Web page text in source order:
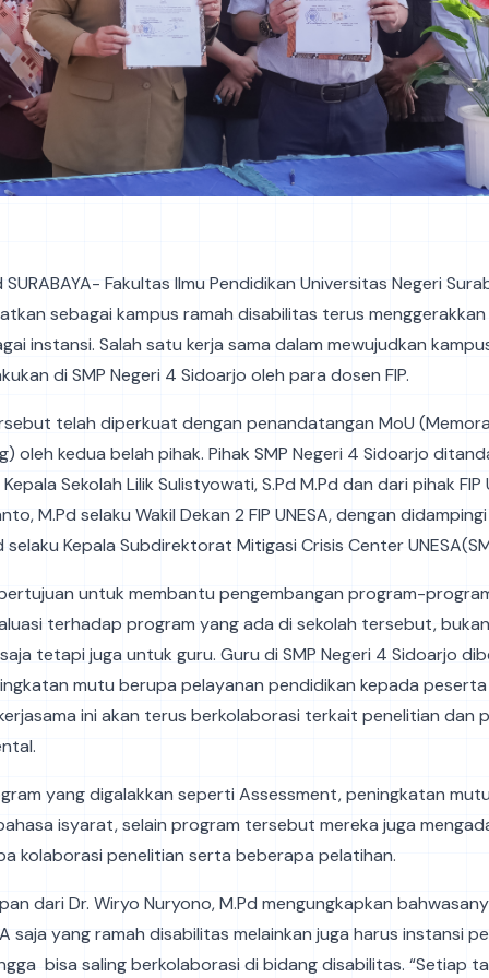
Fakultas Ilmu Pendidikan Universitas Negeri
sebagai kampus ramah disabilitas terus
instansi. Salah satu kerja sama dalam mewujudkan
di SMP Negeri 4 Sidoarjo oleh para dosen FIP.
telah diperkuat dengan penandatangan MoU
oleh kedua belah pihak. Pihak SMP Negeri 4 Sidoarjo
Sekolah Lilik Sulistyowati, S.Pd M.Pd dan dari pihak FIP
M.Pd selaku Wakil Dekan 2 FIP UNESA, dengan
selaku Kepala Subdirektorat Mitigasi Crisis Center
untuk membantu pengembangan program-
terhadap program yang ada di sekolah tersebut,
tetapi juga untuk guru. Guru di SMP Negeri 4 Sidoarjo
mutu berupa pelayanan pendidikan kepada
ini akan terus berkolaborasi terkait penelitian dan
yang digalakkan seperti Assessment, peningkatan
isyarat, selain program tersebut mereka juga
kolaborasi penelitian serta beberapa pelatihan.
dari Dr. Wiryo Nuryono, M.Pd mengungkapkan
saja yang ramah disabilitas melainkan juga harus instansi
bisa saling berkolaborasi di bidang disabilitas. “Setiap